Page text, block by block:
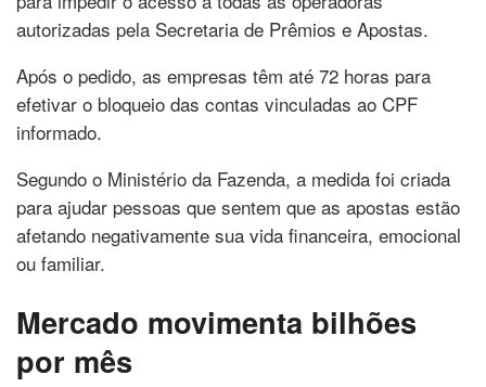
autorizadas pela Secretaria de Prêmios e Apostas.
Após o pedido, as empresas têm até 72 horas para
efetivar o bloqueio das contas vinculadas ao CPF
informado.
Segundo o Ministério da Fazenda, a medida foi criada
para ajudar pessoas que sentem que as apostas estão
afetando negativamente sua vida financeira, emocional
ou familiar.
Mercado movimenta bilhões
por mês